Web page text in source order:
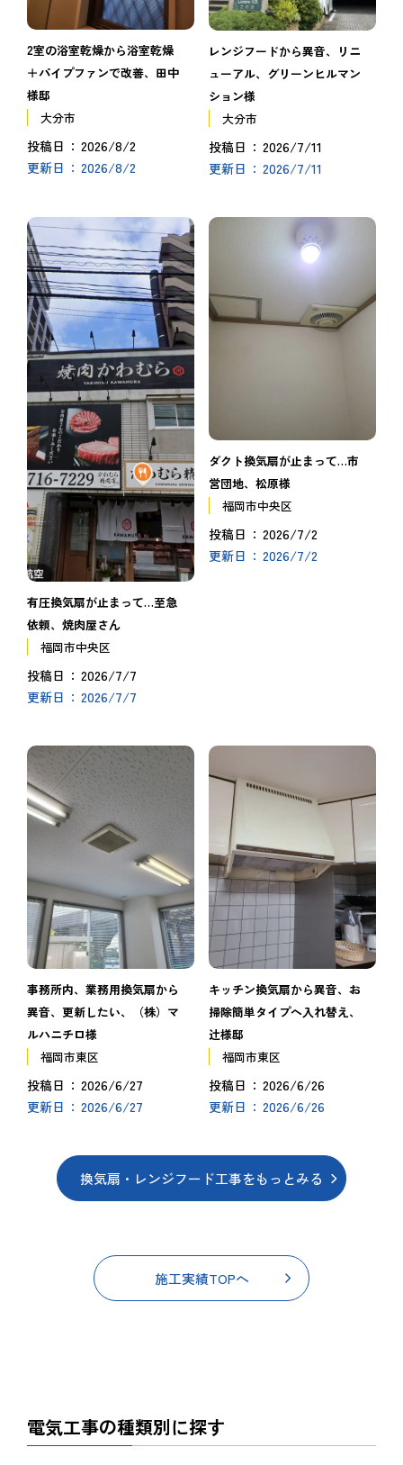
2室の浴室乾燥から浴室乾燥
＋パイプファンで改善、田中
様邸
大分市
投稿日 2026/8/2
更新日 2026/8/2
レンジフードから異音、リニ
ューアル、グリーンヒルマン
ション様
大分市
投稿日 2026/7/11
更新日 2026/7/11
有圧換気扇が止まって…至急
依頼、焼肉屋さん
福岡市中央区
投稿日 2026/7/7
更新日 2026/7/7
ダクト換気扇が止まって…市
営団地、松原様
福岡市中央区
投稿日 2026/7/2
更新日 2026/7/2
事務所内、業務用換気扇から
異音、更新したい、（株）マ
ルハニチロ様
福岡市東区
投稿日 2026/6/27
更新日 2026/6/27
キッチン換気扇から異音、お
掃除簡単タイプへ入れ替え、
辻様邸
福岡市東区
投稿日 2026/6/26
更新日 2026/6/26
換気扇・レンジフード工事をもっとみる
施工実績TOPへ
電気工事の種類別に探す